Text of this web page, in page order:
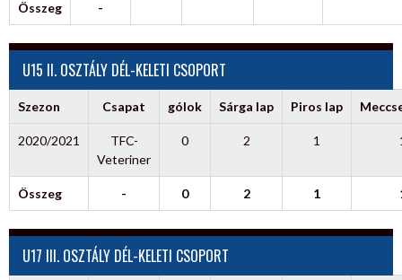
Összeg -
U15 II. OSZTÁLY DÉL-KELETI CSOPORT
Szezon Csapat gólok Sárga lap Piros lap
2020/2021
TFC-
Veteriner
0 2 1
Összeg - 0 2 1
U17 III. OSZTÁLY DÉL-KELETI CSOPORT